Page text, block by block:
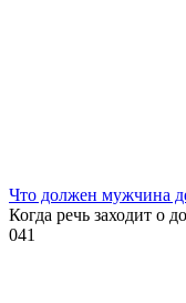
Что должен мужчина
Когда речь заходит о
041